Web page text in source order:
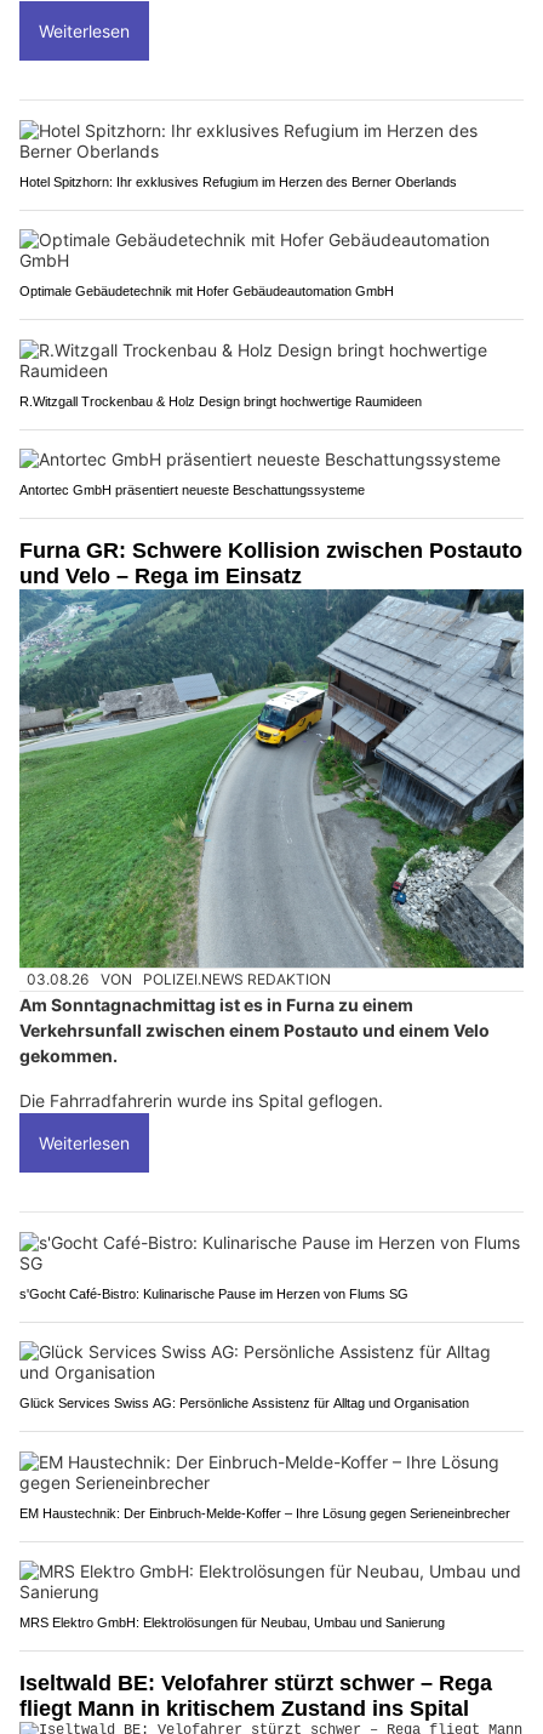
Weiterlesen
Hotel Spitzhorn: Ihr exklusives Refugium im Herzen des Berner Oberlands
Optimale Gebäudetechnik mit Hofer Gebäudeautomation GmbH
R.Witzgall Trockenbau & Holz Design bringt hochwertige Raumideen
Antortec GmbH präsentiert neueste Beschattungssysteme
Furna GR: Schwere Kollision zwischen Postauto
und Velo – Rega im Einsatz
03.08.26 VON POLIZEI.NEWS REDAKTION
Am Sonntagnachmittag ist es in Furna zu einem
Verkehrsunfall zwischen einem Postauto und einem Velo
gekommen.
Die Fahrradfahrerin wurde ins Spital geflogen.
Weiterlesen
s'Gocht Café-Bistro: Kulinarische Pause im Herzen von Flums SG
Glück Services Swiss AG: Persönliche Assistenz für Alltag und Organisation
EM Haustechnik: Der Einbruch-Melde-Koffer – Ihre Lösung gegen Serieneinbrecher
MRS Elektro GmbH: Elektrolösungen für Neubau, Umbau und Sanierung
Iseltwald BE: Velofahrer stürzt schwer – Rega
fliegt Mann in kritischem Zustand ins Spital